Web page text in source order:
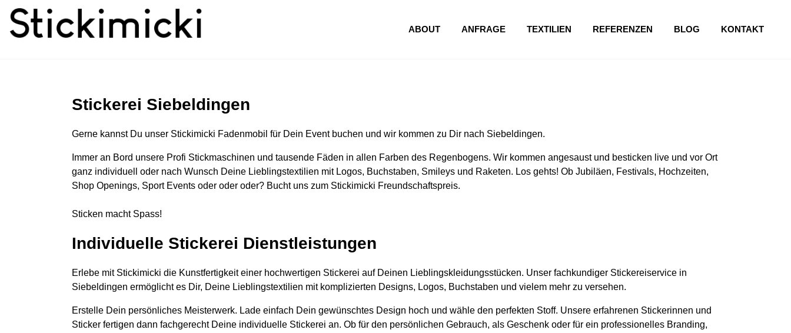
ABOUT ANFRAGE TEXTILIEN REFERENZEN BLOG KONTAKT
Stickerei Siebeldingen
Gerne kannst Du unser Stickimicki Fadenmobil für Dein Event buchen und wir kommen zu Dir nach Siebeldingen.
Immer an Bord unsere Profi Stickmaschinen und tausende Fäden in allen Farben des Regenbogens. Wir kommen angesaust und besticken live und vor Ort
ganz individuell oder nach Wunsch Deine Lieblingstextilien mit Logos, Buchstaben, Smileys und Raketen. Los gehts! Ob Jubiläen, Festivals, Hochzeiten,
Shop Openings, Sport Events oder oder oder? Bucht uns zum Stickimicki Freundschaftspreis.
Sticken macht Spass!
Individuelle Stickerei Dienstleistungen
Erlebe mit Stickimicki die Kunstfertigkeit einer hochwertigen Stickerei auf Deinen Lieblingskleidungsstücken. Unser fachkundiger Stickereiservice in
Siebeldingen ermöglicht es Dir, Deine Lieblingstextilien mit komplizierten Designs, Logos, Buchstaben und vielem mehr zu versehen.
Erstelle Dein persönliches Meisterwerk. Lade einfach Dein gewünschtes Design hoch und wähle den perfekten Stoff. Unsere erfahrenen Stickerinnen und
Sticker fertigen dann fachgerecht Deine individuelle Stickerei an. Ob für den persönlichen Gebrauch, als Geschenk oder für ein professionelles Branding,